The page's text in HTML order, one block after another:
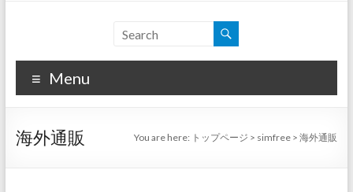
バ
イ
ル
び
ビュ
ホ値
Menu
海外通販 You are here: トップページ > simfree >海外通販